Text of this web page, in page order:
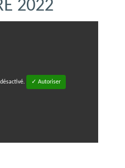
2022
✓ Autoriser